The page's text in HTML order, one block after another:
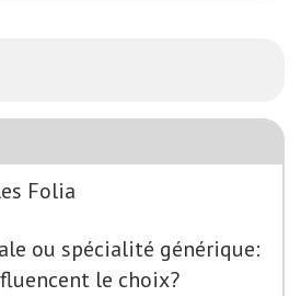
Folia
ou spécialité générique:
le choix?